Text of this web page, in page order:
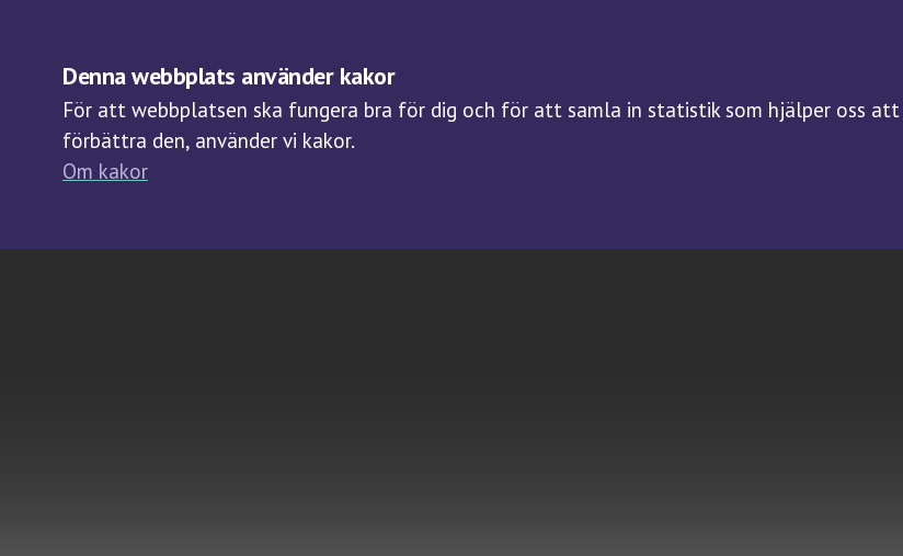
Denna webbplats använder kakor
För att webbplatsen ska fungera bra för dig och för att samla in statistik som hjälper oss att
förbättra den, använder vi kakor.
Om kakor